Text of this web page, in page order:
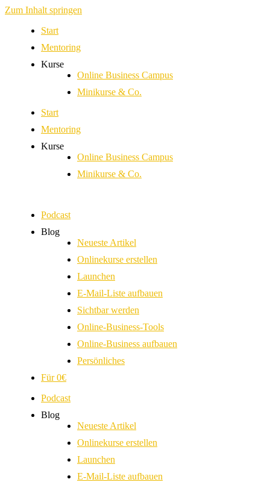
Zum Inhalt springen
Start
Mentoring
Kurse
Online Business Campus
Minikurse & Co.
Start
Mentoring
Kurse
Online Business Campus
Minikurse & Co.
Podcast
Blog
Neueste Artikel
Onlinekurse erstellen
Launchen
E-Mail-Liste aufbauen
Sichtbar werden
Online-Business-Tools
Online-Business aufbauen
Persönliches
Für 0€
Podcast
Blog
Neueste Artikel
Onlinekurse erstellen
Launchen
E-Mail-Liste aufbauen